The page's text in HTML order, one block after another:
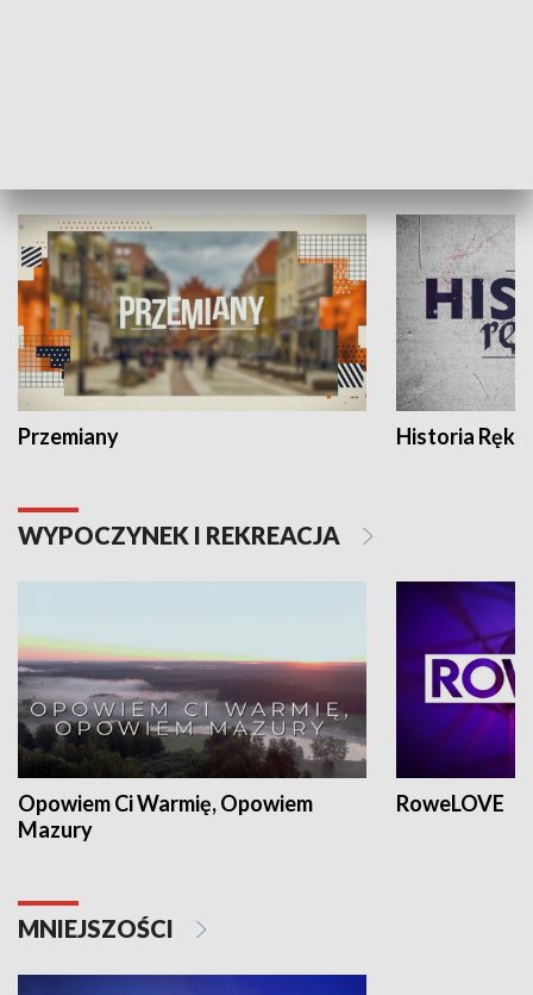
Przemiany Historia Ręką
WYPOCZYNEK I REKREACJA
Opowiem Ci Warmię, Opowiem
Mazury
RoweLOVE
MNIEJSZOŚCI